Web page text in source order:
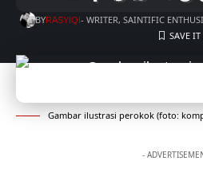
BYRASYIQI- WRITER, SAINTIFIC
Gambar ilustrasi perokok (foto:
-